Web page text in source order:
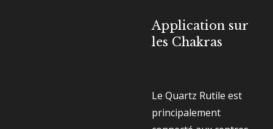
Application sur
les Chakras
Le Quartz Rutile est
principalement